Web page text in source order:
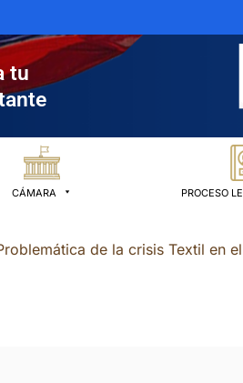
tu
CÁMARA PROCESO
de la crisis Textil en